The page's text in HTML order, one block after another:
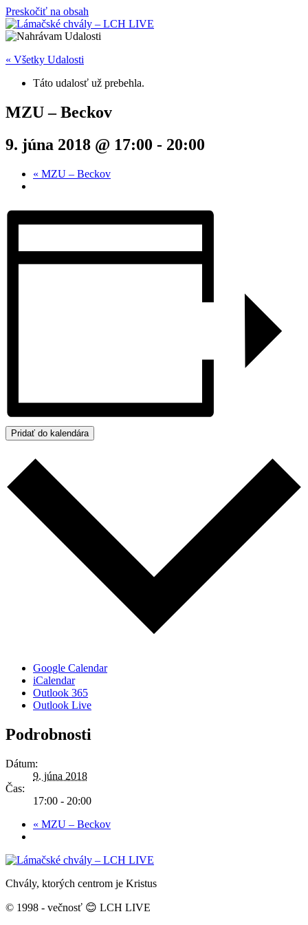
Preskočiť na obsah
« Všetky Udalosti
Táto udalosť už prebehla.
MZU – Beckov
9. júna 2018 @ 17:00 - 20:00
« MZU – Beckov
Pridať do kalendára
Google Calendar
iCalendar
Outlook 365
Outlook Live
Podrobnosti
Dátum:
9. júna 2018
Čas:
17:00 - 20:00
« MZU – Beckov
Chvály, ktorých centrom je Kristus
© 1998 - večnosť 😊 LCH LIVE